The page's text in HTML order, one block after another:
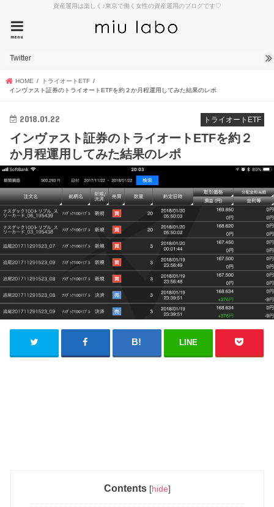
資産運用は楽しく♪東京で働く女性の資産運用のブログです♡
menu
Twitter
HOME
トライオートETF
インヴァスト証券のトライオートETFを約２か月程運用してみた結果のレポ
トライオートETF
2018.01.22
インヴァスト証券のトライオートETFを約２
か月程運用してみた結果のレポ
LINE
Contents [hide]